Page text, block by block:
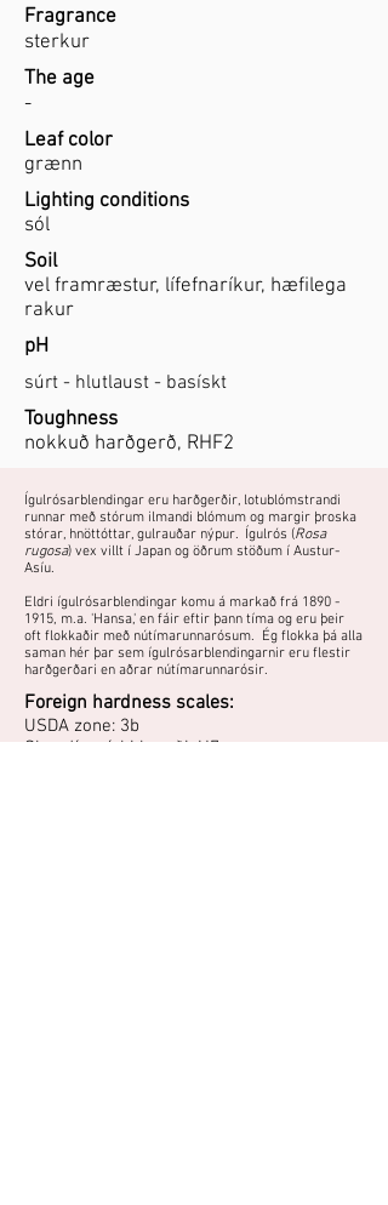
Fragrance
sterkur
The age
-
Leaf color
grænn
Lighting conditions
sól
Soil
vel framræstur, lífefnaríkur, hæfilega
rakur
pH
súrt - hlutlaust - basískt
Toughness
nokkuð harðgerð, RHF2
Ígulrósarblendingar eru harðgerðir, lotublómstrandi
runnar með stórum ilmandi blómum og margir þroska
stórar, hnöttóttar, gulrauðar nýpur. Ígulrós (Rosa
rugosa) vex villt í Japan og öðrum stöðum í Austur-
Asíu.
Eldri ígulrósarblendingar komu á markað frá 1890 -
1915, m.a. 'Hansa,' en fáir eftir þann tíma og eru þeir
oft flokkaðir með nútímarunnarósum. Ég flokka þá alla
saman hér þar sem ígulrósarblendingarnir eru flestir
harðgerðari en aðrar nútímarunnarósir.
Foreign hardness scales:
USDA zone: 3b
Skandínavíski kvarði: H7